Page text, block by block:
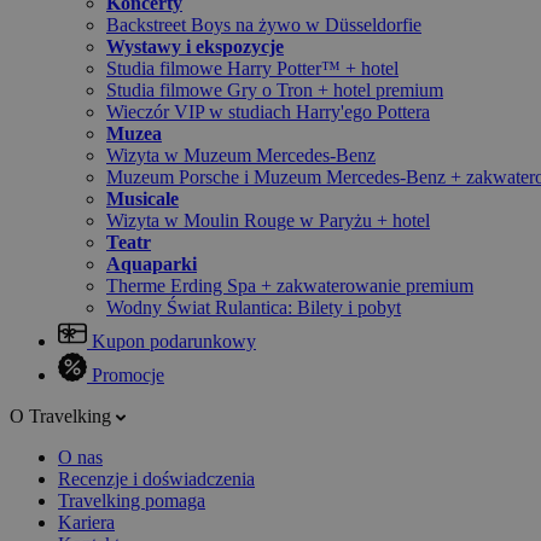
Backstreet Boys na żywo w Düsseldorfie
Wystawy i ekspozycje
Studia filmowe Harry Potter™ + hotel
Studia filmowe Gry o Tron + hotel premium
Wieczór VIP w studiach Harry'ego Pottera
Muzea
Wizyta w Muzeum Mercedes-Benz
Muzeum Porsche i Muzeum Mercedes-Benz +
Musicale
Wizyta w Moulin Rouge w Paryżu + hotel
Teatr
Aquaparki
Therme Erding Spa + zakwaterowanie premium
Wodny Świat Rulantica: Bilety i pobyt
Kupon podarunkowy
Promocje
O Travelking
O nas
Recenzje i doświadczenia
Travelking pomaga
Kariera